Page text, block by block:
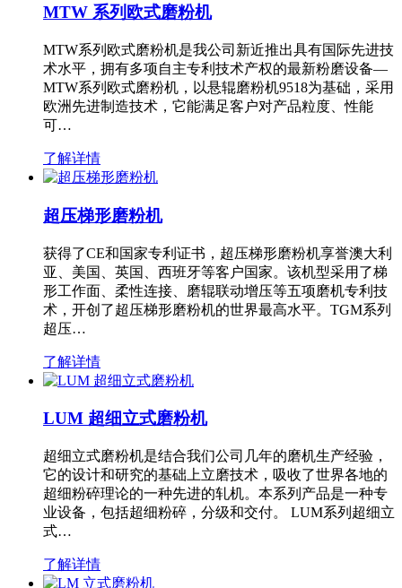
MTW 系列欧式磨粉机
MTW系列欧式磨粉机是我公司新近推出具有国际先进技
术水平，拥有多项自主专利技术产权的最新粉磨设备—
MTW系列欧式磨粉机，以悬辊磨粉机9518为基础，采用
欧洲先进制造技术，它能满足客户对产品粒度、性能
可…
了解详情
超压梯形磨粉机
获得了CE和国家专利证书，超压梯形磨粉机享誉澳大利
亚、美国、英国、西班牙等客户国家。该机型采用了梯
形工作面、柔性连接、磨辊联动增压等五项磨机专利技
术，开创了超压梯形磨粉机的世界最高水平。TGM系列
超压…
了解详情
LUM 超细立式磨粉机
超细立式磨粉机是结合我们公司几年的磨机生产经验，
它的设计和研究的基础上立磨技术，吸收了世界各地的
超细粉碎理论的一种先进的轧机。本系列产品是一种专
业设备，包括超细粉碎，分级和交付。 LUM系列超细立
式…
了解详情